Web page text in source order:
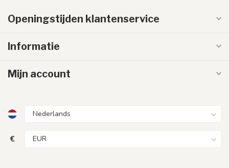
Openingstijden klantenservice
Informatie
Mijn account
€